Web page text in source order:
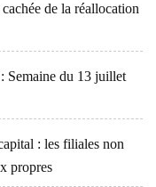
de la réallocation
Semaine du 13 juillet
: les filiales non
propres